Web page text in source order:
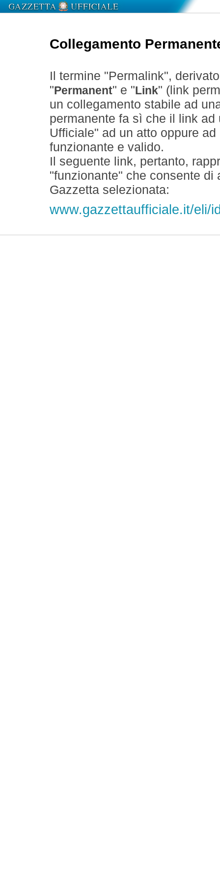
Collegamento
Il termine "Permalink",
" Permanent" e " Link" (link
un collegamento stabile ad
permanente fa sì che il link
Ufficiale" ad un atto oppure
funzionante e valido.
Il seguente link, pertanto,
"funzionante" che consente
Gazzetta selezionata:
www.gazzettaufficiale.it/eli/